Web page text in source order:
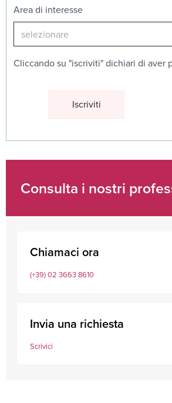
Area di interesse
Cliccando su "iscriviti" dichiari di aver
Consulta i nostri
Chiamaci ora
(+39) 02 3663 8610
Invia una richiesta
Scrivici